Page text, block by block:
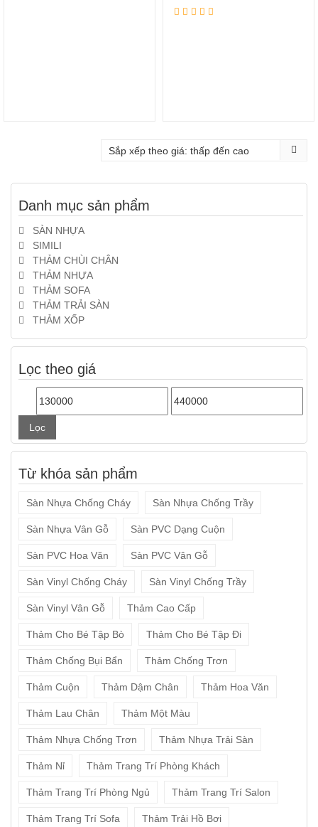
Danh mục sản phẩm
SÀN NHỰA
SIMILI
THẢM CHÙI CHÂN
THẢM NHỰA
THẢM SOFA
THẢM TRẢI SÀN
THẢM XỐP
Lọc theo giá
Giá
thiểu
Giá
đa
Lọc
Từ khóa sản phẩm
Sàn Nhựa Chống Cháy Sàn Nhựa Chống Trầy
Sàn Nhựa Vân Gỗ Sàn PVC Dạng Cuộn
Sàn PVC Hoa Văn Sàn PVC Vân Gỗ
Sàn Vinyl Chống Cháy Sàn Vinyl Chống Trầy
Sàn Vinyl Vân Gỗ Thảm Cao Cấp
Thảm Cho Bé Tập Bò Thảm Cho Bé Tập Đi
Thảm Chống Bụi Bẩn Thảm Chống Trơn
Thảm Cuộn Thảm Dậm Chân Thảm Hoa Văn
Thảm Lau Chân Thảm Một Màu
Thảm Nhựa Chống Trơn Thảm Nhựa Trải Sàn
Thảm Nỉ Thảm Trang Trí Phòng Khách
Thảm Trang Trí Phòng Ngủ Thảm Trang Trí Salon
Thảm Trang Trí Sofa Thảm Trải Hồ Bơi